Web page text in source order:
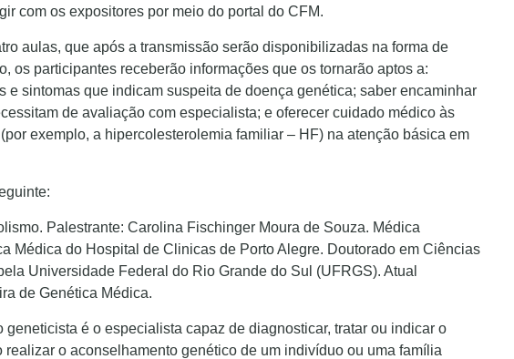
com os expositores por meio do portal do CFM.
aulas, que após a transmissão serão disponibilizadas na forma de
os participantes receberão informações que os tornarão aptos a:
e sintomas que indicam suspeita de doença genética; saber encaminhar
de avaliação com especialista; e oferecer cuidado médico às
exemplo, a hipercolesterolemia familiar – HF) na atenção básica em
Palestrante: Carolina Fischinger Moura de Souza. Médica
Médica do Hospital de Clinicas de Porto Alegre. Doutorado em Ciências
Universidade Federal do Rio Grande do Sul (UFRGS). Atual
de Genética Médica.
geneticista é o especialista capaz de diagnosticar, tratar ou indicar o
o aconselhamento genético de um indivíduo ou uma família